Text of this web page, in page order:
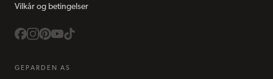
Vilkår og betingelser
GEPARDEN AS